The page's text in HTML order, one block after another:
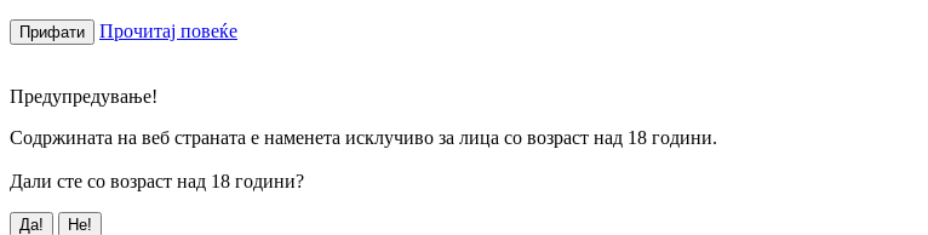
Прифати Прочитај повеќе
Предупредување!
Содржината на веб страната е наменета исклучиво за лица со возраст над 18 години.
Дали сте со возраст над 18 години?
Да! Не!